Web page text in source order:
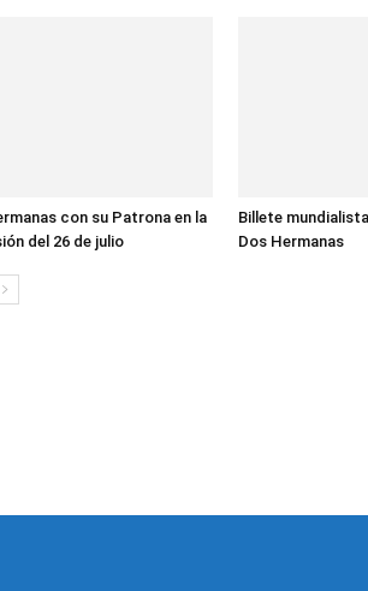
con su Patrona en la
del 26 de julio
Billete
Dos Hermanas